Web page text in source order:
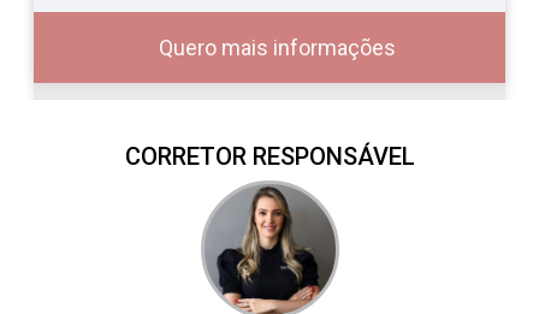
Quero mais informações
10
08:00
CORRETOR RESPONSÁVEL